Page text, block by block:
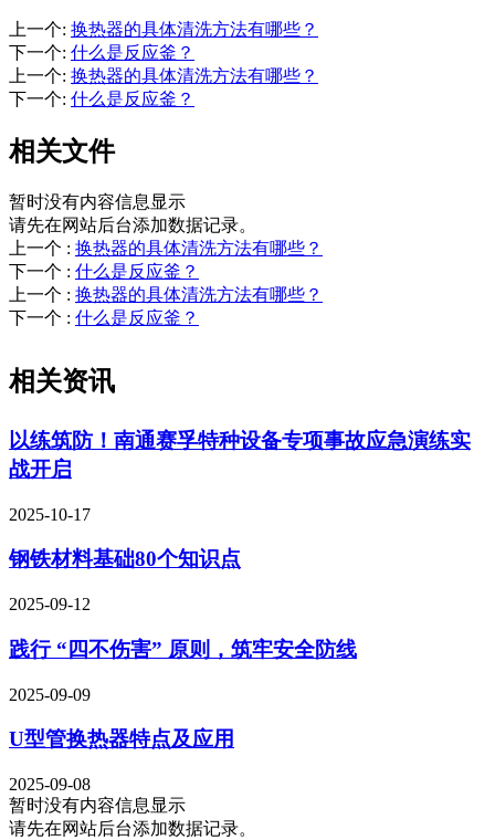
上一个: 换热器的具体清洗方法有哪些？
下一个: 什么是反应釜？
上一个: 换热器的具体清洗方法有哪些？
下一个: 什么是反应釜？
相关文件
暂时没有内容信息显示
请先在网站后台添加数据记录。
上一个 : 换热器的具体清洗方法有哪些？
下一个 : 什么是反应釜？
上一个 : 换热器的具体清洗方法有哪些？
下一个 : 什么是反应釜？
相关资讯
以练筑防！南通赛孚特种设备专项事故应急演练实
战开启
2025-10-17
钢铁材料基础80个知识点
2025-09-12
践行 “四不伤害” 原则，筑牢安全防线
2025-09-09
U型管换热器特点及应用
2025-09-08
暂时没有内容信息显示
请先在网站后台添加数据记录。